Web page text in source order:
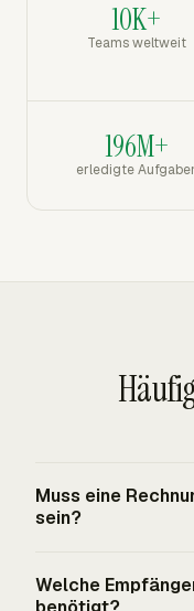
10K+
Teams weltweit
196M+
erledigte
Muss eine
sein?
CFDI-Dokumente
Welche